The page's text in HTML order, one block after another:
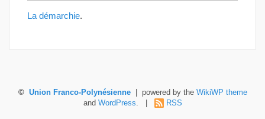
La démarchie.
© Union Franco-Polynésienne| powered by the WikiWP theme
and WordPress RSS